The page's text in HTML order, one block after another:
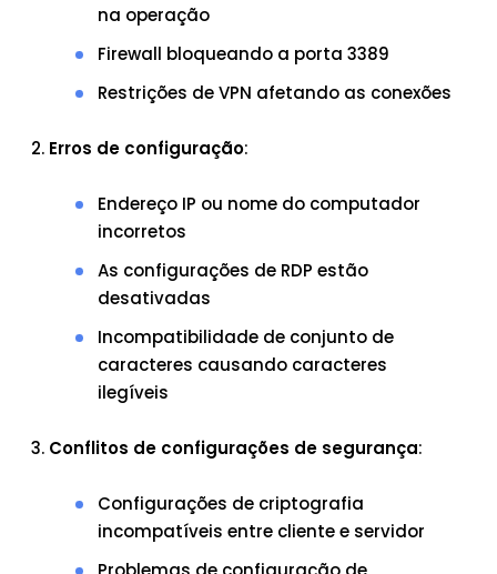
na operação
Firewall bloqueando a porta 3389
Restrições de VPN afetando as conexões
Erros de configuração:
Endereço IP ou nome do computador
incorretos
As configurações de RDP estão
desativadas
Incompatibilidade de conjunto de
caracteres causando caracteres
ilegíveis
Conflitos de configurações de segurança:
Configurações de criptografia
incompatíveis entre cliente e servidor